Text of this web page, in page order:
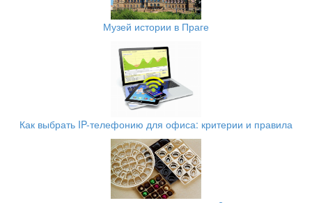
Музей истории в Праге
Как выбрать IP-телефонию для офиса: критерии и правила